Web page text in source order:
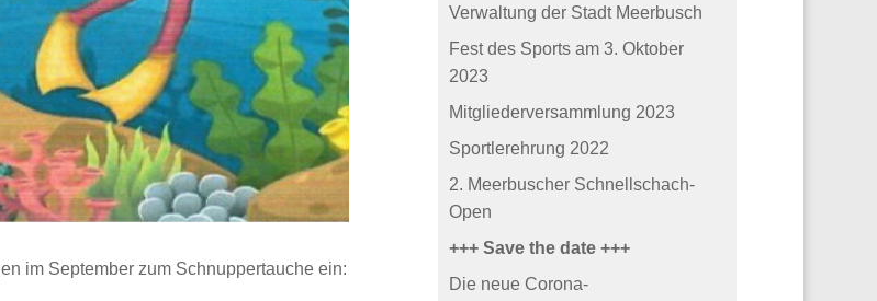
im September zum Schnuppertauche ein:
Verwaltung der Stadt Meerbusch
Fest des Sports am 3. Oktober
2023
Mitgliederversammlung 2023
Sportlerehrung 2022
2. Meerbuscher Schnellschach-
Open
+++ Save the date +++
Die neue Corona-